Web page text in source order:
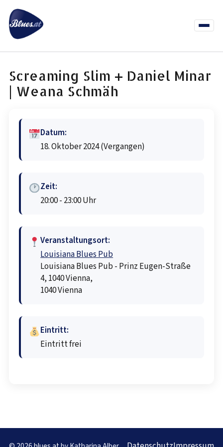
Inhalt
springen
Menü
Screaming Slim + Daniel Minar
| Weana Schmäh
Datum:
18. Oktober 2024(Vergangen)
Zeit:
20:00 - 23:00 Uhr
Veranstaltungsort:
Louisiana Blues Pub
Louisiana Blues Pub - Prinz Eugen-Straße
4, 1040 Vienna,
1040 Vienna
Eintritt:
Eintritt frei